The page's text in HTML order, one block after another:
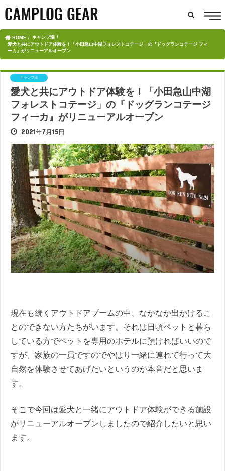
HOME
キャンプ場
愛犬と共にアウトドア体験を！「小田急山中湖フォレストコテージ」の『ドッグランコテージ フィ
ーカ』がリニューアルオープン
キャンプ場
愛犬と共にアウトドア体験を！「小田急山中湖
フォレストコテージ」の『ドッグランコテージ
フィーカ』がリニューアルオープン
2021年7月15日
現在も続くアウトドアブームの中、なかなか出かけるこ
とのできない方たちがいます。それは日頃ペットと暮ら
している方でペットを専用のホテルに預ければいいので
すが、家族の一員ですのでやはり一緒に連れて行って大
自然を体験させてあげたいというのが本音だと思いま
す。
そこで今回は愛犬と一緒にアウトドア体験ができる施設
がリニューアルオープンしましたので紹介したいと思い
ます。